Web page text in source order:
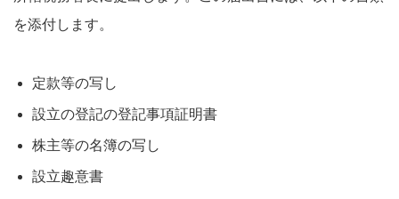
を添付します。
定款等の写し
設立の登記の登記事項証明書
株主等の名簿の写し
設立趣意書